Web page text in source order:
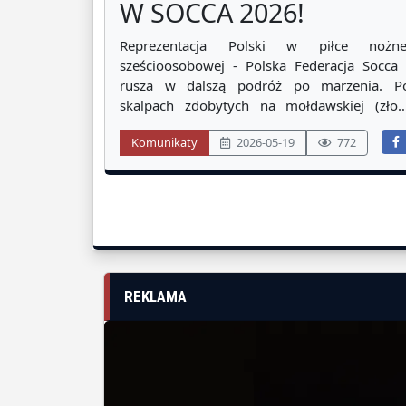
W SOCCA 2026!
Reprezentacja Polski w piłce
sześcioosobowej - Polska Federacja Socca
rusza w dalszą podróż po marzenia.
skalpach zdobytych na mołdawskiej
mistrzostw Europy) i meksykańskiej
(złoto mistrzostw świata) czas na
Komunikaty 2026-05-19 772
REKLAMA